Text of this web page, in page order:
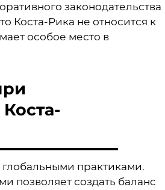
законодательства
Коста-Рика не относится к
особое место в
практиками.
позволяет создать баланс